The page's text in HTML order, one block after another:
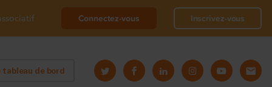
Connectez-vous Inscrivez-vous
tableau de bord